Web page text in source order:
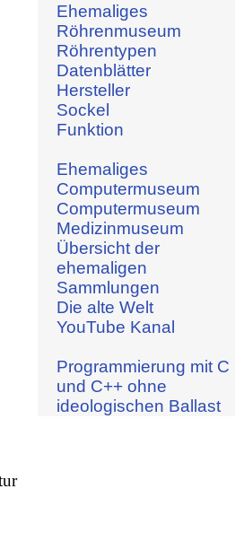
Ehemaliges
Röhrenmuseum
Röhrentypen
Datenblätter
Hersteller
Sockel
Funktion
Ehemaliges
Computermuseum
Computermuseum
Medizinmuseum
Übersicht der
ehemaligen
Sammlungen
Die alte Welt
YouTube Kanal
Programmierung mit C
und C++ ohne
ideologischen Ballast